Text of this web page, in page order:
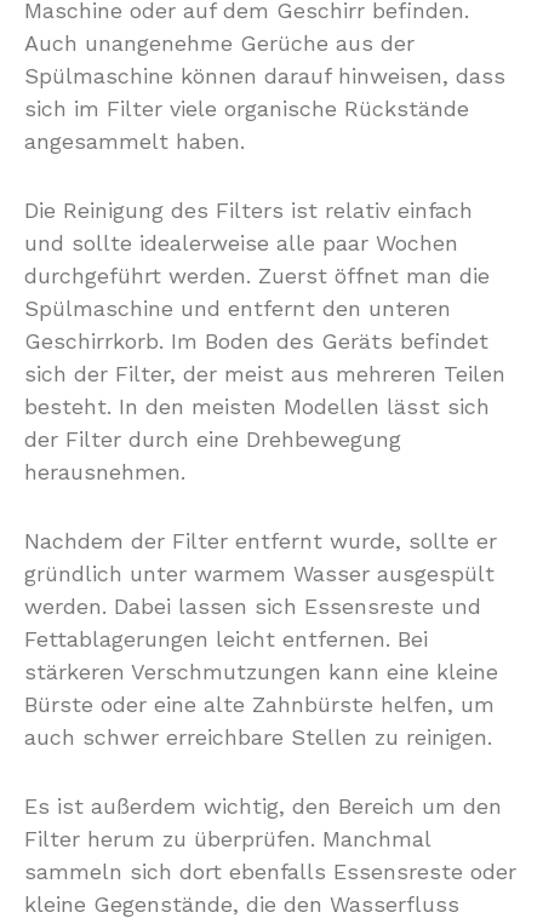
Maschine oder auf dem Geschirr befinden.
Auch unangenehme Gerüche aus der
Spülmaschine können darauf hinweisen, dass
sich im Filter viele organische Rückstände
angesammelt haben.
Die Reinigung des Filters ist relativ einfach
und sollte idealerweise alle paar Wochen
durchgeführt werden. Zuerst öffnet man die
Spülmaschine und entfernt den unteren
Geschirrkorb. Im Boden des Geräts befindet
sich der Filter, der meist aus mehreren Teilen
besteht. In den meisten Modellen lässt sich
der Filter durch eine Drehbewegung
herausnehmen.
Nachdem der Filter entfernt wurde, sollte er
gründlich unter warmem Wasser ausgespült
werden. Dabei lassen sich Essensreste und
Fettablagerungen leicht entfernen. Bei
stärkeren Verschmutzungen kann eine kleine
Bürste oder eine alte Zahnbürste helfen, um
auch schwer erreichbare Stellen zu reinigen.
Es ist außerdem wichtig, den Bereich um den
Filter herum zu überprüfen. Manchmal
sammeln sich dort ebenfalls Essensreste oder
kleine Gegenstände, die den Wasserfluss